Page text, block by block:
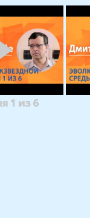
1 из 6